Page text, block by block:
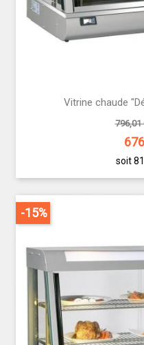
Vitrine chaude
796,01
soit
-15%